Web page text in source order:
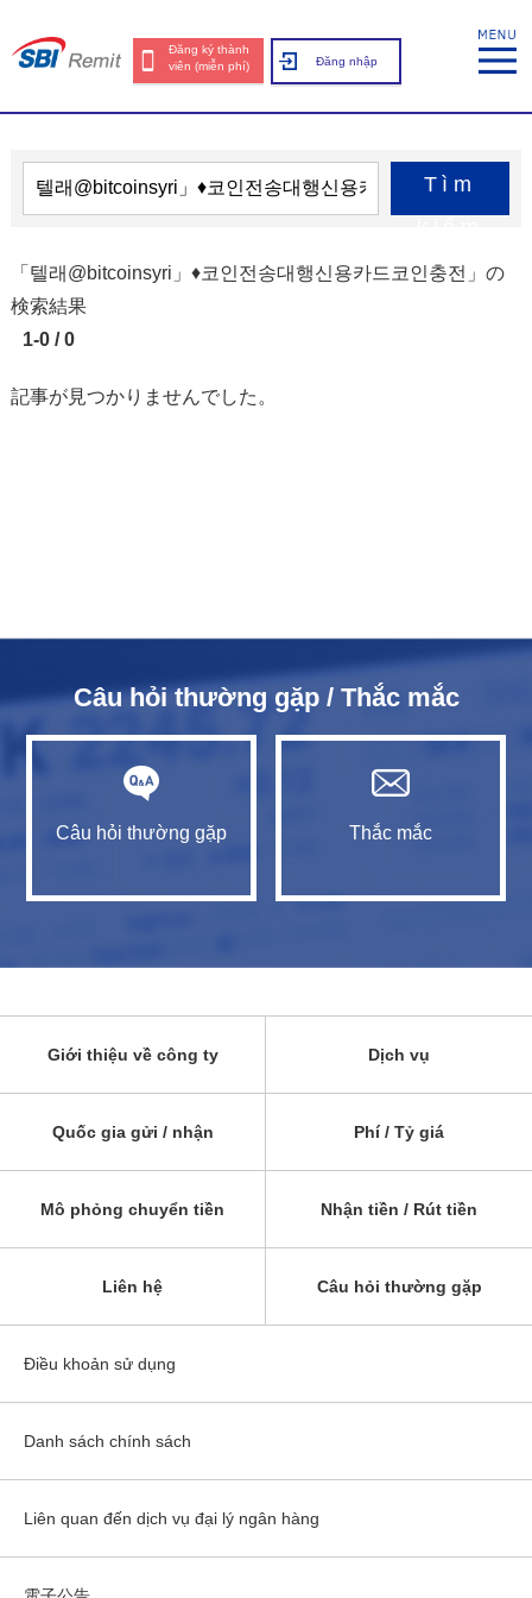
Đăng ký thành
viên (miễn phí)
Đăng nhập
Tìm
「텔래@bitcoinsyri」♦코인전송대행신용카드코인충전」の
検索結果
1-0 / 0
記事が見つかりませんでした。
Câu hỏi thường gặp / Thắc mắc
Câu hỏi thường gặp Thắc mắc
Giới thiệu về công ty Dịch vụ
Quốc gia gửi / nhận Phí / Tỷ giá
Mô phỏng chuyển tiền Nhận tiền / Rút tiền
Liên hệ Câu hỏi thường gặp
Điều khoản sử dụng
Danh sách chính sách
Liên quan đến dịch vụ đại lý ngân hàng